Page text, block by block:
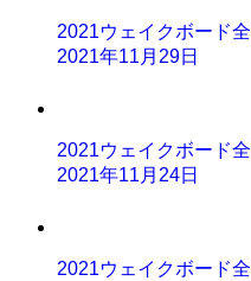
2021ウェイクボード
2021年11月29日
2021ウェイクボード
2021年11月24日
2021ウェイクボード